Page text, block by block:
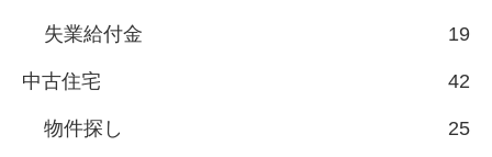
失業給付金 19
中古住宅 42
物件探し 25